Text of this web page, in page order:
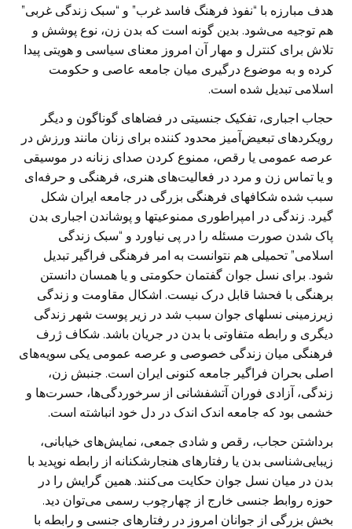
هدف مبارزه با “نفوذ فرهنگ فاسد غرب” و “سبک زندگی غربی”
هم توجیه می‌شود. بدین گونه است که بدن زن، نوع پوشش و
تلاش برای کنترل و مهار آن امروز معنای سیاسی و هویتی پیدا
کرده و به موضوع درگیری میان جامعه عاصی و حکومت
اسلامی تبدیل شده است.
حجاب اجباری، تفکیک جنسیتی در فضاهای گوناگون و دیگر
رویکردهای تبعیض‌آمیز محدود کننده برای زنان مانند ورزش در
عرصه عمومی یا رقص، ممنوع کردن صدای زنانه در موسیقی
و یا تماس زن و مرد در فعالیت‌های هنری، فرهنگی و حرفه‌ای
سبب شده شکافهای فرهنگی بزرگی در جامعه ایران شکل
گیرد. زندگی در امپراطوری ممنوعیتها و پوشاندن اجباری بدن
پاک شدن صورت مسئله را در پی نیاورد و “سبک زندگی
اسلامی” تحمیلی هم نتوانست به امر فرهنگی فراگیر تبدیل
شود. برای نسل جوان گفتمان حکومتی و یا همسان دانستن
برهنگی با فحشا قابل درک نیست. اشکال مقاومت و زندگی
زیرزمینی نسلهای جوان سبب شد در زیر پوست شهر زندگی
دیگری و رابطه متفاوتی با بدن در جریان باشد. شکاف ژرف
فرهنگی میان زندگی خصوصی و عرصه عمومی یکی سویه‌های
اصلی بحران فراگیر جامعه کنونی ایران است. جنبش زن،
زندگی، آزادی فوران آتشفشانی از سرخوردگی‌ها، حسرت‌ها و
خشمی بود که جامعه اندک اندک در دل خود انباشته است.
برداشتن حجاب، رقص و شادی جمعی، نمایش‌های خیابانی،
زیبایی‌شناسی بدن یا رفتارهای هنجارشکنانه از رابطه نوپدید با
بدن در میان نسل جوان حکایت می‌کنند. همین گرایش را در
حوزه روابط جنسی خارج از چهارچوب رسمی می‌توان دید.
بخش بزرگی از جوانان امروز در رفتارهای جنسی و رابطه با